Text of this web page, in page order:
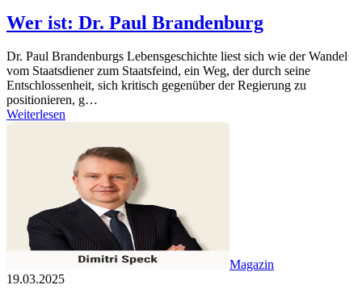
Wer ist: Dr. Paul Brandenburg
Dr. Paul Brandenburgs Lebensgeschichte liest sich wie der Wandel
vom Staatsdiener zum Staatsfeind, ein Weg, der durch seine
Entschlossenheit, sich kritisch gegenüber der Regierung zu
positionieren, g…
Weiterlesen
Magazin
19.03.2025